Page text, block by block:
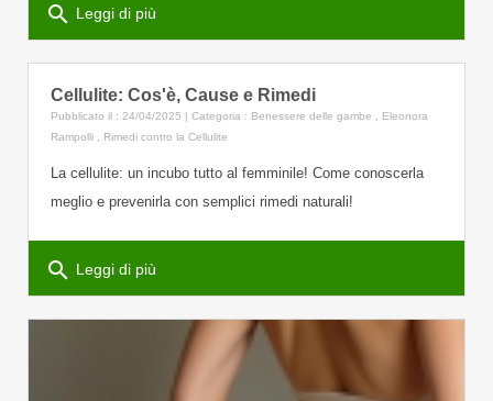
search Leggi di più
Cellulite: Cos'è, Cause e Rimedi
Pubblicato il : 24/04/2025 | Categoria : Benessere delle gambe
Eleonora
Rampolli
Rimedi contro la Cellulite
La cellulite: un incubo tutto al femminile! Come conoscerla
meglio e prevenirla con semplici rimedi naturali!
search Leggi di più